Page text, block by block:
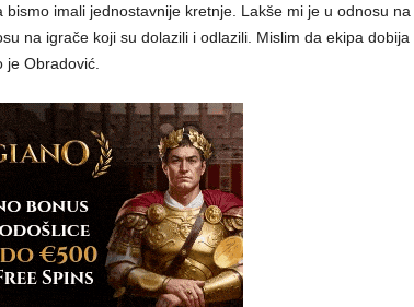
imali jednostavnije kretnje. Lakše mi je u odnosu na
na igrače koji su dolazili i odlazili. Mislim da ekipa dobija
je Obradović.